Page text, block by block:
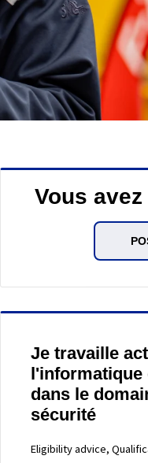
Vous
Je travaille
l'informatique
dans le
sécurité
Eligibility advice,